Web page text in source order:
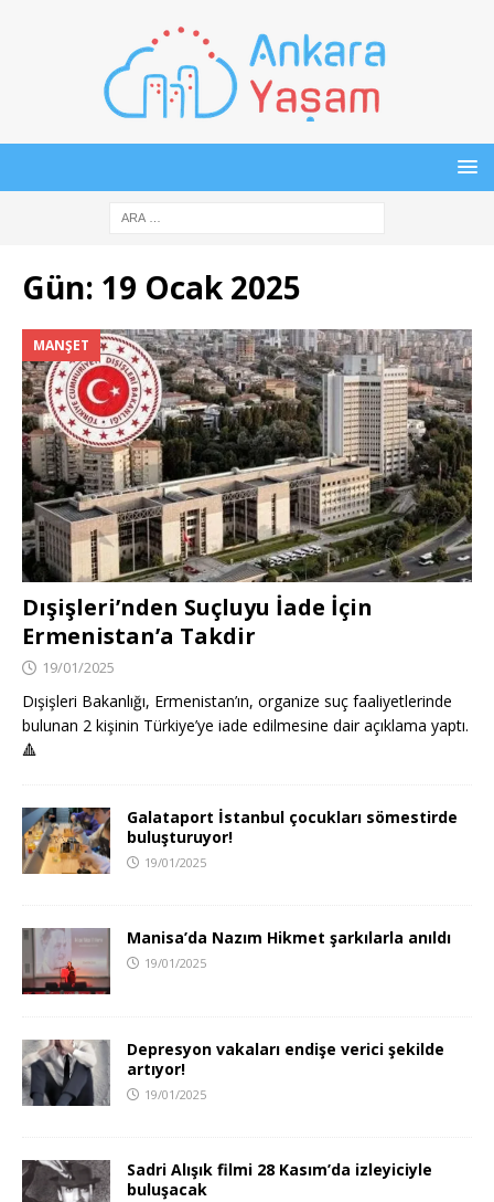
Gün: 19 Ocak 2025
MANŞET
Dışişleri’nden Suçluyu İade İçin
Ermenistan’a Takdir
19/01/2025
Dışişleri Bakanlığı, Ermenistan’ın, organize suç faaliyetlerinde
bulunan 2 kişinin Türkiye’ye iade edilmesine dair açıklama yaptı.
🔺
Galataport İstanbul çocukları sömestirde
buluşturuyor!
19/01/2025
Manisa’da Nazım Hikmet şarkılarla anıldı
19/01/2025
Depresyon vakaları endişe verici şekilde
artıyor!
19/01/2025
Sadri Alışık filmi 28 Kasım’da izleyiciyle
buluşacak